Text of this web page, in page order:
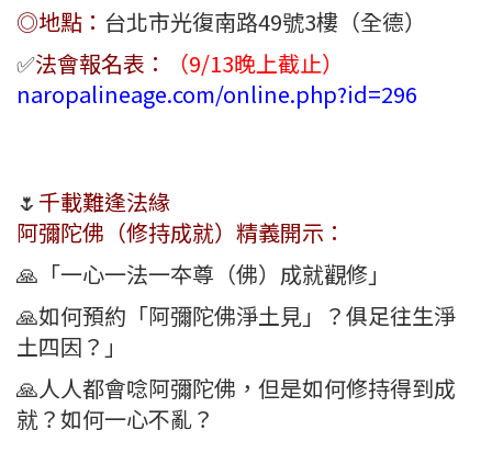
◎地點： 台北市光復南路49號3樓（全德）
✅法會報名表：
（9/13晚上截止）
naropalineage.com/online.php?id=296
🌷千載難逢法緣
阿彌陀佛（修持成就）精義開示：
🙏「一心一法一夲尊（佛）成就觀修」
🙏如何預約「阿彌陀佛淨土見」？俱足往生淨
土四因？」
🙏人人都會唸阿彌陀佛，但是如何修持得到成
就？如何一心不亂？